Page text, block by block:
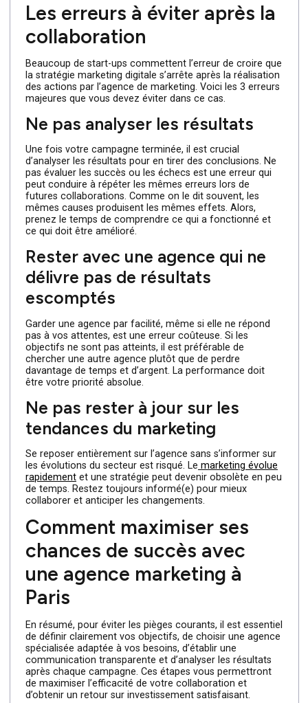
Ne pas demander de reporting
régulier
Travailler sans suivi des performances est une erreur qui
(ROI), desindicateurs clés de performance
l’efficacité de la stratégie mise en place. Des rapports
réguliers vous permettent d’ajuster les actions en temps
réel et de garantir que vos objectifs sont atteints.
Les erreurs à éviter après la
collaboration
Beaucoup de start-ups commettent l’erreur de croire
la stratégie marketing digitale s’arrête après la
des actions par l’agence de marketing. Voici les 3
Ne pas analyser les résultats
Une fois votre campagne terminée, il est crucial
d’analyser les résultats pour en tirer des conclusions. Ne
pas évaluer les succès ou les échecs est une erreur qui
peut conduire à répéter les mêmes erreurs lors de
futures collaborations. Comme on le dit souvent, les
mêmes causes produisent les mêmes effets. Alors,
prenez le temps de comprendre ce qui a fonctionné et
ce qui doit être amélioré.
Rester avec une agence qui ne
délivre pas de résultats
escomptés
Garder une agence par facilité, même si elle ne répond
pas à vos attentes, est une erreur coûteuse. Si les
objectifs ne sont pas atteints, il est préférable de
chercher une autre agence plutôt que de perdre
davantage de temps et d’argent. La performance doit
être votre priorité absolue.
Ne pas rester à jour sur les
tendances du marketing